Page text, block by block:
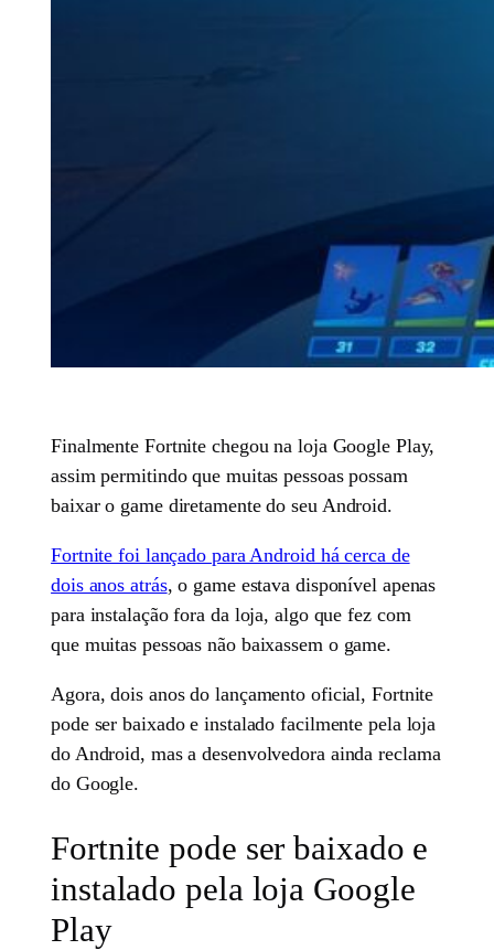
Finalmente Fortnite chegou na loja Google Play,
assim permitindo que muitas pessoas possam
baixar o game diretamente do seu Android.
Fortnite foi lançado para Android há cerca de
dois anos atrás, o game estava disponível apenas
para instalação fora da loja, algo que fez com
que muitas pessoas não baixassem o game.
Agora, dois anos do lançamento oficial, Fortnite
pode ser baixado e instalado facilmente pela loja
do Android, mas a desenvolvedora ainda reclama
do Google.
Fortnite pode ser baixado e
instalado pela loja Google
Play